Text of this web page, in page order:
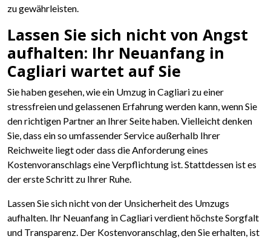
zu gewährleisten.
Lassen Sie sich nicht von Angst
aufhalten: Ihr Neuanfang in
Cagliari wartet auf Sie
Sie haben gesehen, wie ein Umzug in Cagliari zu einer
stressfreien und gelassenen Erfahrung werden kann, wenn Sie
den richtigen Partner an Ihrer Seite haben. Vielleicht denken
Sie, dass ein so umfassender Service außerhalb Ihrer
Reichweite liegt oder dass die Anforderung eines
Kostenvoranschlags eine Verpflichtung ist. Stattdessen ist es
der erste Schritt zu Ihrer Ruhe.
Lassen Sie sich nicht von der Unsicherheit des Umzugs
aufhalten. Ihr Neuanfang in Cagliari verdient höchste Sorgfalt
und Transparenz. Der Kostenvoranschlag, den Sie erhalten, ist